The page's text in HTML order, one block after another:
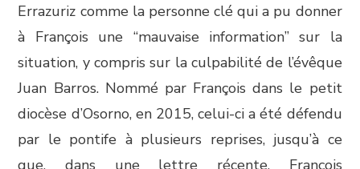
Errazuriz comme la personne clé qui a pu donner
à François une “mauvaise information” sur la
situation, y compris sur la culpabilité de l’évêque
Juan Barros. Nommé par François dans le petit
diocèse d’Osorno, en 2015, celui-ci a été défendu
par le pontife à plusieurs reprises, jusqu’à ce
que, dans une lettre récente, François